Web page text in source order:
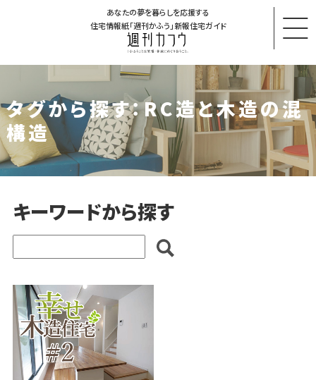
あなたの夢を暮らしを応援する
住宅情報紙「週刊かふう」新報住宅ガイド
タグから探す：RC造と木造の混
構造
キーワードから探す